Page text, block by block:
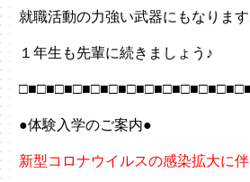
就職活動の力強い武器にもなります
１年生も先輩に続きましょう♪
●体験入学のご案内●
新型コロナウイルスの感染拡大に